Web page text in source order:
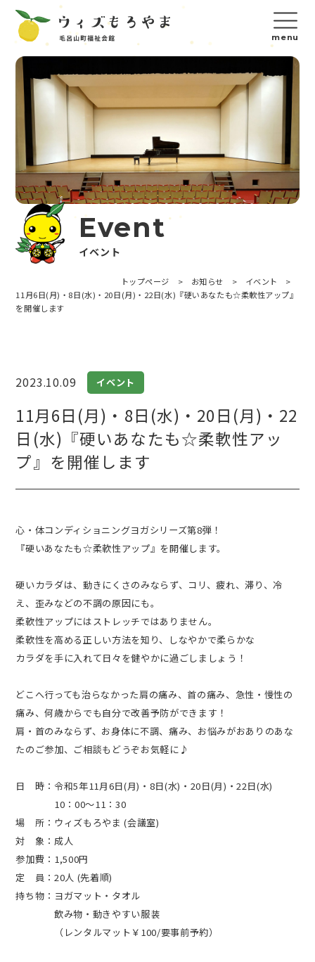
Event
イベント
トップページ > お知らせ > イベント
>
11月6日(月)・8日(水)・20日(月)・22日(水)『硬いあなたも☆柔軟性アップ』
を開催します
2023.10.09 イベント
11月6日(月)・8日(水)・20日(月)・22
日(水)『硬いあなたも☆柔軟性アッ
プ』を開催します
心・体コンディショニングヨガシリーズ第8弾！
『硬いあなたも☆柔軟性アップ』を開催します。
硬いカラダは、動きにくさのみならず、コリ、疲れ、滞り、冷
え、歪みなどの不調の原因にも。
柔軟性アップにはストレッチではありません。
柔軟性を高める正しい方法を知り、しなやかで柔らかな
カラダを手に入れて日々を健やかに過ごしましょう！
どこへ行っても治らなかった肩の痛み、首の痛み、急性・慢性の
痛み、何歳からでも自分で改善予防ができます！
肩・首のみならず、お身体に不調、痛み、お悩みがおありのあな
たのご参加、ご相談もどうぞお気軽に♪
日 時：令和5年11月6日(月)・8日(水)・20日(月)・22日(水)
10：00～11：30
場 所：ウィズもろやま (会議室)
対 象：成人
参加費：1,500円
定 員：20人 (先着順)
持ち物：ヨガマット・タオル
飲み物・動きやすい服装
（レンタルマット￥100/要事前予約）